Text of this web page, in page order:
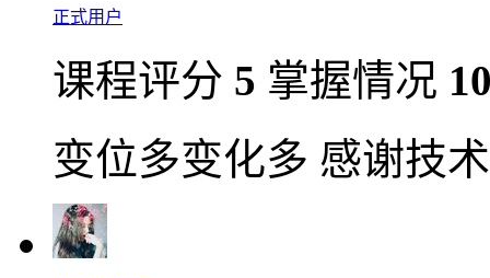
正式用户
课程评分 5 掌握情况
变位多变化多 感谢技